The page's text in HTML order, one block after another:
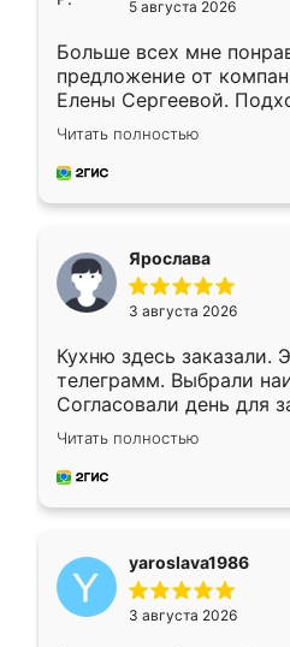
5 августа 2026
Больше всех мне
предложение от
Елены Сергеевой.
короткие сроки
для замера сотрудник
предложил по моему
Читать полностью
Ярослава
3 августа 2026
Кухню здесь заказали.
телеграмм. Выбрали
Согласовали день для
недели кухня была уже
довольны работой.
мебель за качественную
Читать полностью
yaroslava1986
3 августа 2026